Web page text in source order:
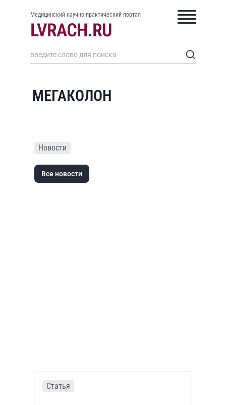
Медицинский научно-практический портал
МЕГАКОЛОН
Новости
Все новости
Статья